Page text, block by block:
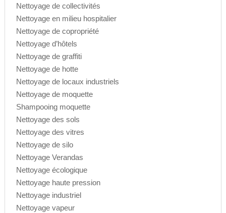
Nettoyage de collectivités
Nettoyage en milieu hospitalier
Nettoyage de copropriété
Nettoyage d’hôtels
Nettoyage de graffiti
Nettoyage de hotte
Nettoyage de locaux industriels
Nettoyage de moquette
Shampooing moquette
Nettoyage des sols
Nettoyage des vitres
Nettoyage de silo
Nettoyage Verandas
Nettoyage écologique
Nettoyage haute pression
Nettoyage industriel
Nettoyage vapeur